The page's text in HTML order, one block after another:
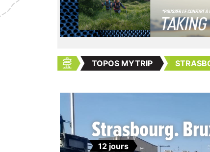
TOPOS MYTRIP
Strasbourg.
12 jours